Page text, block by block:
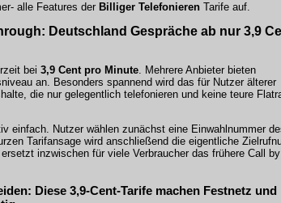
alle Features der Billiger Telefonieren Tarife auf.
Deutschland Gespräche ab nur 3,9
bei 3,9 Cent pro Minute. Mehrere Anbieter bieten
an. Besonders spannend wird das für Nutzer älterer
die nur gelegentlich telefonieren und keine teure
einfach. Nutzer wählen zunächst eine Einwahlnummer
Tarifansage wird anschließend die eigentliche
inzwischen für viele Verbraucher das frühere Call by
Diese 3,9-Cent-Tarife machen Festnetz und